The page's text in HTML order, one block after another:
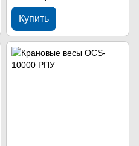
Купить